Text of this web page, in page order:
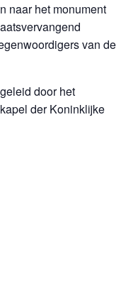
naar het monument
van de
door het
der Koninklijke